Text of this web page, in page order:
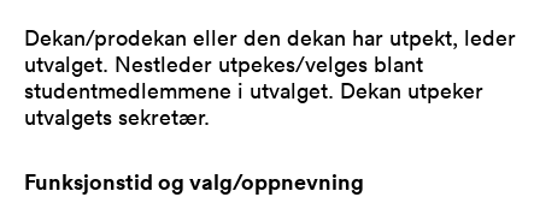
Dekan/prodekan eller den dekan har utpekt, leder
utvalget. Nestleder utpekes/velges blant
studentmedlemmene i utvalget. Dekan utpeker
utvalgets sekretær.
Funksjonstid og valg/oppnevning